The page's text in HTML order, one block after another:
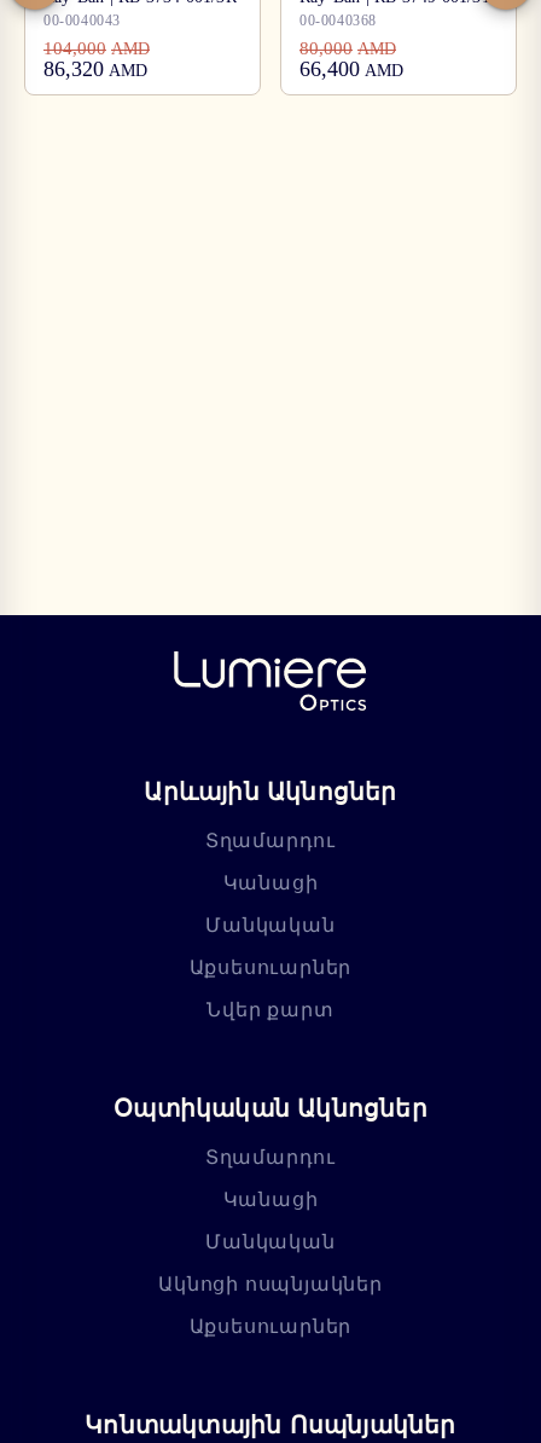
00-0040043
104,000 AMD
86,320 AMD
00-0040368
80,000 AMD
66,400 AMD
Արևային Ակնոցներ
Տղամարդու
Կանացի
Մանկական
Աքսեսուարներ
Նվեր քարտ
Օպտիկական Ակնոցներ
Տղամարդու
Կանացի
Մանկական
Ակնոցի ոսպնյակներ
Աքսեսուարներ
Կոնտակտային Ոսպնյակներ